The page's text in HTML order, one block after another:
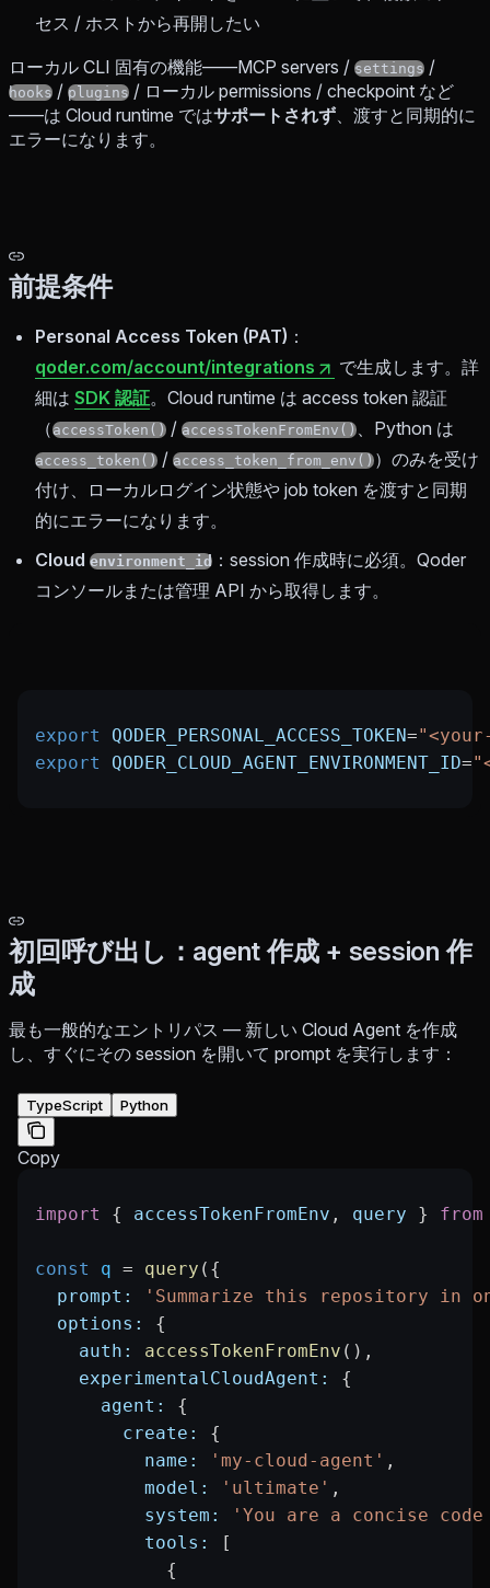
セス / ホストから再開したい
ローカル CLI 固有の機能——MCP servers / settings /
hooks / plugins / ローカル permissions / checkpoint など
——は Cloud runtime ではサポートされず、渡すと同期的に
エラーになります。
前提条件
Personal Access Token (PAT) ：
qoder.com/account/integrations
で生成します。詳
細は SDK 認証。Cloud runtime は access token 認証
（accessToken() / accessTokenFromEnv()、Python は
access_token() / access_token_from_env()）のみを受け
付け、ローカルログイン状態や job token を渡すと同期
的にエラーになります。
Cloud environment_id ：session 作成時に必須。Qoder
コンソールまたは管理 API から取得します。
export QODER_PERSONAL_ACCESS_TOKEN=
export
QODER_CLOUD_AGENT_ENVIRONMENT_ID=
初回呼び出し：agent 作成 + session 作
成
最も一般的なエントリパス — 新しい Cloud Agent を作成
し、すぐにその session を開いて prompt を実行します：
TypeScript Python
Copy
import { accessTokenFromEnv , query } from
const q = query ({
  prompt:
'Summarize this repository in
  options:
{
    auth:
accessTokenFromEnv (),
    experimentalCloudAgent:
{
      agent:
{
        create:
{
          name:
'my-cloud-agent' ,
          model:
'ultimate' ,
          system:
'You are a concise
          tools:
[
            {